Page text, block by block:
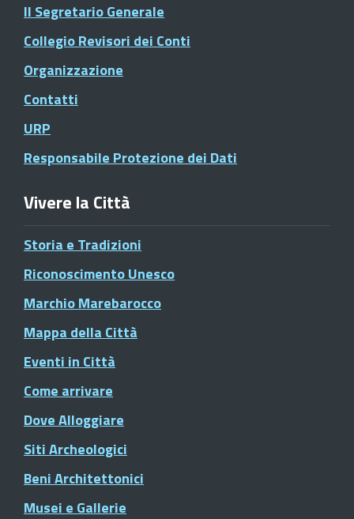
Il Segretario Generale
Collegio Revisori dei Conti
Organizzazione
Contatti
URP
Responsabile Protezione dei Dati
Vivere la Città
Storia e Tradizioni
Riconoscimento Unesco
Marchio Marebarocco
Mappa della Città
Eventi in Città
Come arrivare
Dove Alloggiare
Siti Archeologici
Beni Architettonici
Musei e Gallerie